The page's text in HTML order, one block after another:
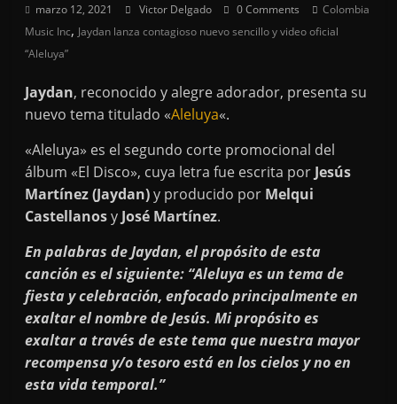
marzo 12, 2021 Victor Delgado 0 Comments
Colombia
Music Inc, Jaydan lanza contagioso nuevo sencillo y video oficial
“Aleluya”
Jaydan, reconocido y alegre adorador, presenta su
nuevo tema titulado «Aleluya«.
«Aleluya» es el segundo corte promocional del
álbum «El Disco», cuya letra fue escrita por Jesús
Martínez (Jaydan)y producido por Melqui
Castellanosy José Martínez.
En palabras de Jaydan, el propósito de esta
canción es el siguiente: “Aleluya es un tema de
fiesta y celebración, enfocado principalmente en
exaltar el nombre de Jesús. Mi propósito es
exaltar a través de este tema que nuestra mayor
recompensa y/o tesoro está en los cielos y no en
esta vida temporal.”